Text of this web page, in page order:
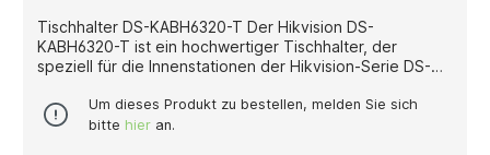
Tischhalter DS-KABH6320-T Der Hikvision DS-
KABH6320-T ist ein hochwertiger Tischhalter, der
speziell für die Innenstationen der Hikvision-Serie DS-
Platzierung der Video-Innenstation auf einem Tisch oder
einer ebenen Fläche, ohne dass eine Wandmontage
Um dieses Produkt zu bestellen, melden Sie sich
bitte hier an.